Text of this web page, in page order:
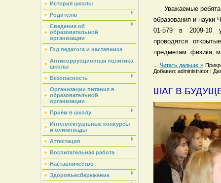
История школы
Родителю
Сведения об
образовательной
организации
Год педагога и наставника
Антикоррупционная политика
школы
Безопасность
Организации питания в
образовательной
организации
Приём в школу
Интеллектуальные конкурсы
и олимпиады
Аттестация
Воспитательная работа
Наставничество
Здоровьесбережение
Уважаемые
образования и науки
01-579 в 2009-10
проводятся
предметам: физика,
Читать дальше »
Добавил: administrator |
ШАГ В